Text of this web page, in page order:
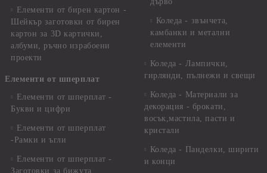
Елементи от бирен картон -
Шейкър заготовки от бирен
картон за 3D картички,
албуми, ръчно израбоени
проекти
Елементи от шперплат
Елементи от шперплат -
Букви и цифри
Елементи от шперплат
-Рамки и ъгли
Елементи от шперплат -
Заготовки за бижута
Коледа - звънчета,
камбанки и метални
елементи
Коледа - Лампички,
гирлянди, пълнежи и свещи
Коледа - Материали за
декорация - брокати,
восък,мастила, пасти и
кристали
Коледа - Панделки, ширити
и конци